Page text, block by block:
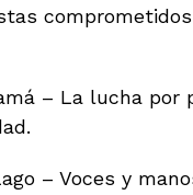
– La lucha por
– Voces y